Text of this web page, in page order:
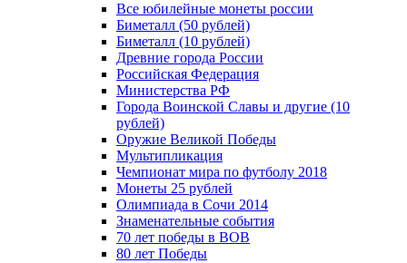
Все юбилейные монеты россии
Биметалл (50 рублей)
Биметалл (10 рублей)
Древние города России
Российская Федерация
Министерства РФ
Города Воинской Славы и другие (10
рублей)
Оружие Великой Победы
Мультипликация
Чемпионат мира по футболу 2018
Монеты 25 рублей
Олимпиада в Сочи 2014
Знаменательные события
70 лет победы в ВОВ
80 лет Победы